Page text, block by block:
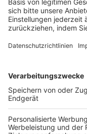
Login SpielPlus
FOLGE DEM BFV
TOP-VEREINE